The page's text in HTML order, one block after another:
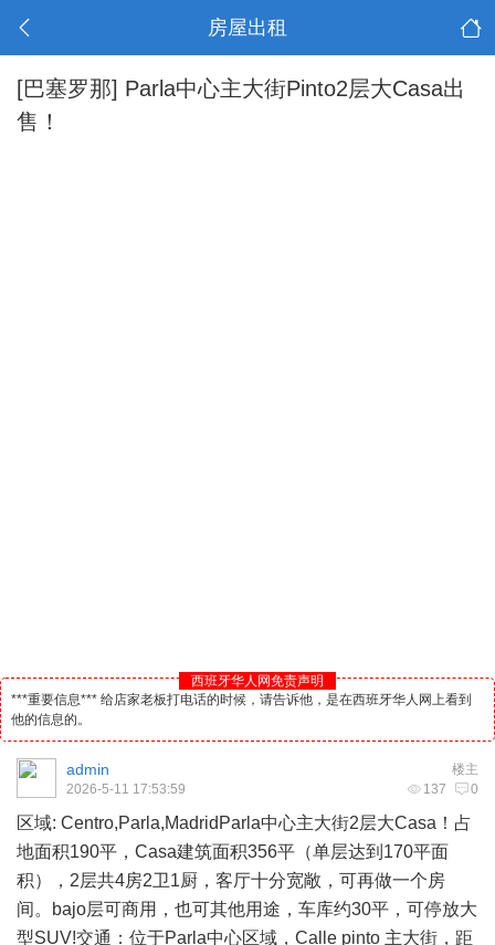
房屋出租
[巴塞罗那] Parla中心主大街Pinto2层大Casa出
售！
西班牙华人网免责声明
***重要信息*** 给店家老板打电话的时候，请告诉他，是在西班牙华人网上看到
他的信息的。
楼主
admin
137 0
2026-5-11 17:53:59
区域: Centro,Parla,MadridParla中心主大街2层大Casa！占
地面积190平，Casa建筑面积356平（单层达到170平面
积），2层共4房2卫1厨，客厅十分宽敞，可再做一个房
间。bajo层可商用，也可其他用途，车库约30平，可停放大
型SUV!交通：位于Parla中心区域，Calle pinto 主大街，距